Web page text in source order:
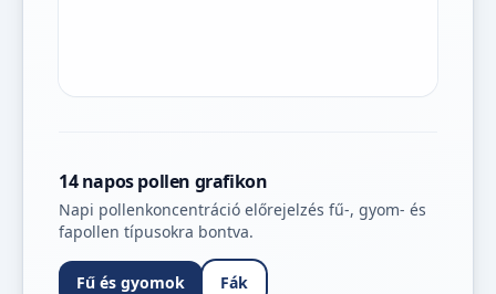
14 napos pollen grafikon
Napi pollenkoncentráció előrejelzés fű-, gyom- és
fapollen típusokra bontva.
Fű és gyomok Fák